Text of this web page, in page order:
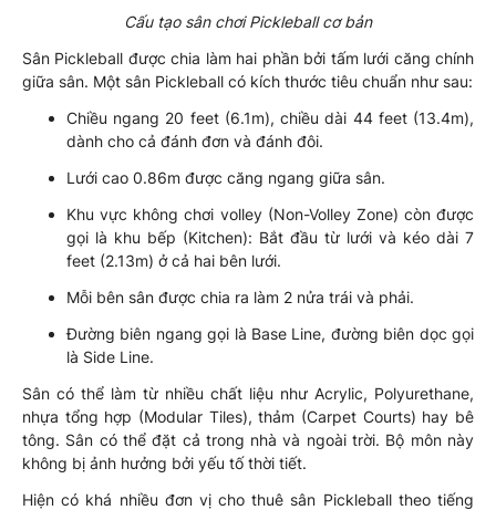
Cấu tạo sân chơi Pickleball cơ bản
Sân Pickleball được chia làm hai phần bởi tấm lưới căng chính
giữa sân. Một sân Pickleball có kích thước tiêu chuẩn như sau:
Chiều ngang 20 feet (6.1m), chiều dài 44 feet (13.4m),
dành cho cả đánh đơn và đánh đôi.
Lưới cao 0.86m được căng ngang giữa sân.
Khu vực không chơi volley (Non-Volley Zone) còn được
gọi là khu bếp (Kitchen): Bắt đầu từ lưới và kéo dài 7
feet (2.13m) ở cả hai bên lưới.
Mỗi bên sân được chia ra làm 2 nửa trái và phải.
Đường biên ngang gọi là Base Line, đường biên dọc gọi
là Side Line.
Sân có thể làm từ nhiều chất liệu như Acrylic, Polyurethane,
nhựa tổng hợp (Modular Tiles), thảm (Carpet Courts) hay bê
tông. Sân có thể đặt cả trong nhà và ngoài trời. Bộ môn này
không bị ảnh hưởng bởi yếu tố thời tiết.
Hiện có khá nhiều đơn vị cho thuê sân Pickleball theo tiếng